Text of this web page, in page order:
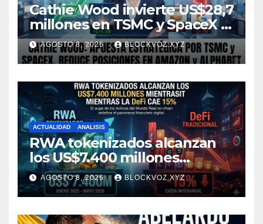
Cathie Wood invierte US$28,7
millones en TSMC y SpaceX y
reduce posiciones en
Amazon y Alphabet
AGOSTO 8, 2026 BLOCKVOZ.XYZ
ACTUALIDAD ANALISIS
RWA tokenizados alcanzan
los US$7.400 millones
mientras la DeFi cae 15%
AGOSTO 8, 2026 BLOCKVOZ.XYZ